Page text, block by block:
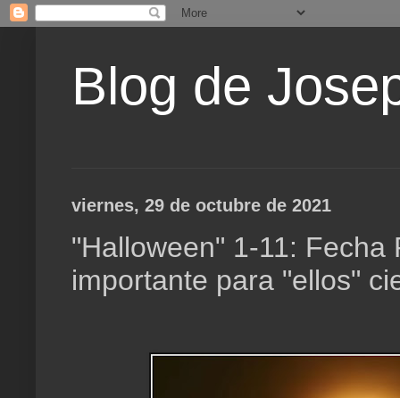
Blog de
viernes, 29 de octubre de 2021
"Halloween" 1-11: Fecha
importante para "ellos"